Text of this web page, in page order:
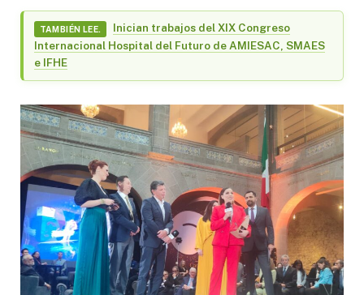
TAMBIÉN LEE.
Inician trabajos del XIX Congreso
Internacional Hospital del Futuro de AMIESAC, SMAES
e IFHE